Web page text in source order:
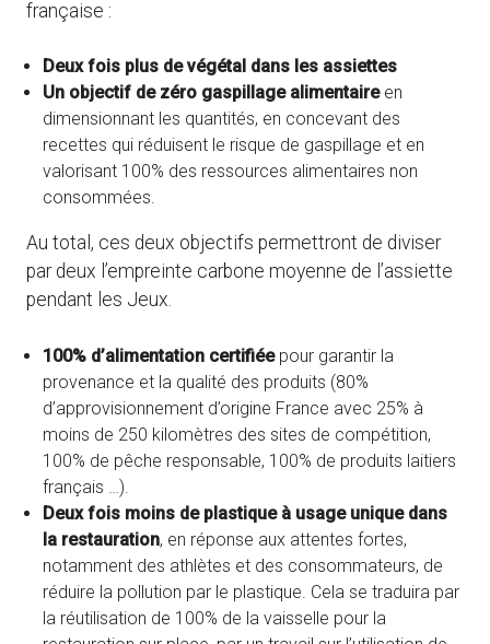
française :
Deux fois plus de végétal dans les assiettes
Un objectif de zéro gaspillage alimentaireen
dimensionnant les quantités, en concevant des
recettes qui réduisent le risque de gaspillage et en
valorisant 100% des ressources alimentaires non
consommées.
Au total, ces deux objectifs permettront de diviser
par deux l’empreinte carbone moyenne de l’assiette
pendant les Jeux.
100% d’alimentation certifiée pour garantir la
provenance et la qualité des produits (80%
d’approvisionnement d’origine France avec 25% à
moins de 250 kilomètres des sites de compétition,
100% de pêche responsable, 100% de produits laitiers
français …).
Deux fois moins de plastique à usage unique dans
la restauration, en réponse aux attentes fortes,
notamment des athlètes et des consommateurs, de
réduire la pollution par le plastique. Cela se traduira par
la réutilisation de 100% de la vaisselle pour la